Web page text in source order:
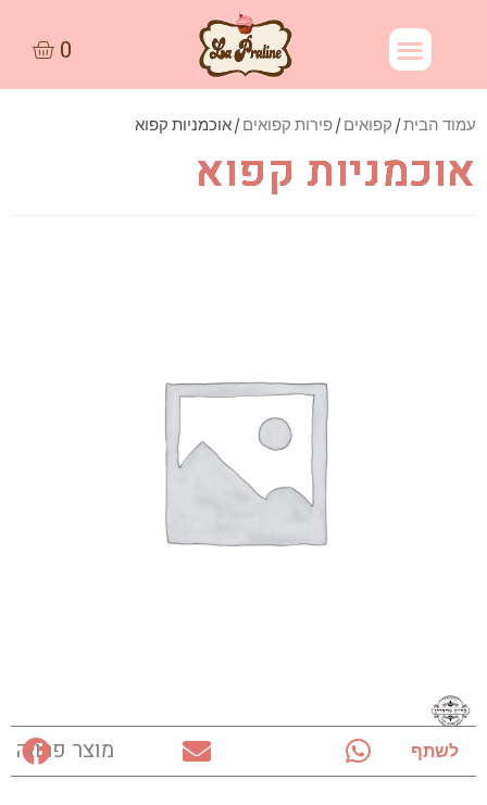
עמוד הבית/ קפואים/פירות קפואים/ אוכמניות קפוא
אוכמניות קפוא
מוצר פרווה לשתף